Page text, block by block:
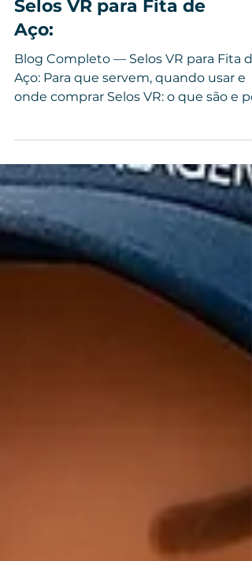
Blog Completo —
Selos VR para Fita de
Aço:
Blog Completo — Selos VR para Fita
onde comprar Selos VR: o que são e
que são essenciais na arqueação com
Fita de Aço Recozida ou Carbono
Quando se trata de arqueação de
cargas industriais, a segurança
depende de três elementos: fita,
ferramenta e selo . E entre os tipos
existentes, o Selo VR é um dos mais
procurados por compradores
que trabalham com Fita de Aço
Recozida , Fita de Aço Carbono e